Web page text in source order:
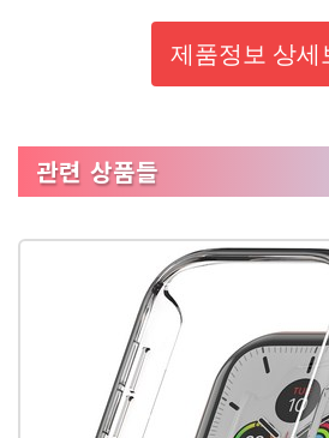
제품정보 상세
관련 상품들